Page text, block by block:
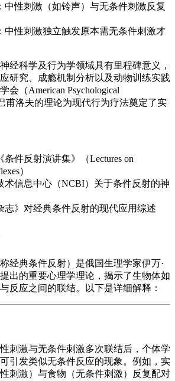
中性刺激（如铃声）与无条件刺激反复
中性刺激独立触发原本需无条件刺激才
经科学及行为学领域具有里程碑意义，
研究、成瘾机制分析以及动物训练实践
会（American Psychological
甫洛夫的理论为现代行为疗法奠定了实
条件反射演讲集》（Lectures on
）
术信息中心（NCBI）关于条件反射的神
志》对经典条件反射的现代应用综述
经典条件反射）是俄国生理学家伊万·
出的重要心理学理论，揭示了生物体如
反应之间的联结。以下是详细解释：
刺激与无条件刺激多次联结后，个体学
引发类似无条件反应的现象。例如，实
刺激）与食物（无条件刺激）反复配对